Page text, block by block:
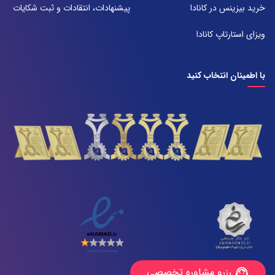
تلفن:
خرید بیزینس در کانادا
ویزای استارتاپ کانادا
پیشنهادات، انتقادات و ثبت شکایات
با اطمینان انتخاب کنید